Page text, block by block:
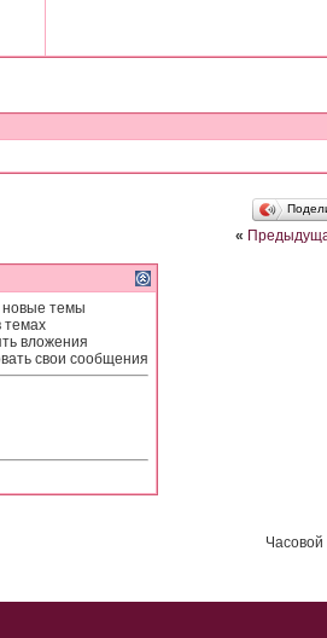
«
новые темы
темах
вложения
свои сообщения
Часовой